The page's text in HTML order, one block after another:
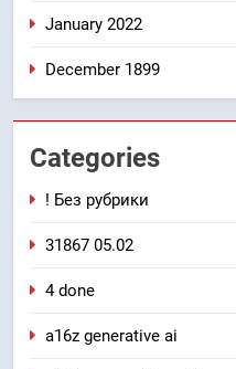
January 2022
December 1899
Categories
! Без рубрики
31867 05.02
4 done
a16z generative ai